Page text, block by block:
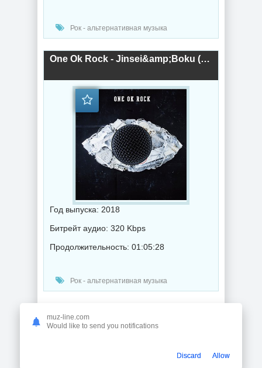
Рок - альтернативная музыка
One Ok Rock - Jinsei&amp;Boku (2018) торрент
Год выпуска: 2018
Битрейт аудио: 320 Kbps
Продолжительность: 01:05:28
Рок - альтернативная музыка
muz-line.com
Would like to send you notifications
Discard Allow